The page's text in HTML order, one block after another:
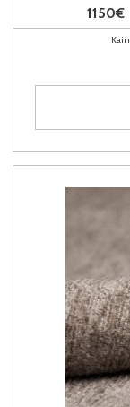
1150€